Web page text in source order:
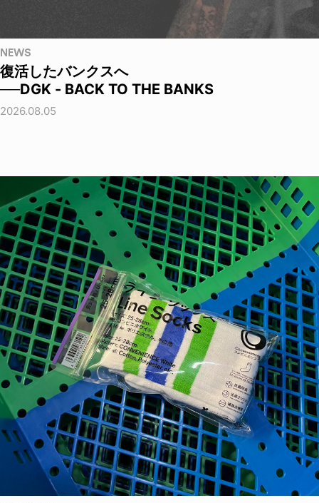
NEWS
復活したバンクスへ
──DGK - BACK TO THE BANKS
2026.08.05